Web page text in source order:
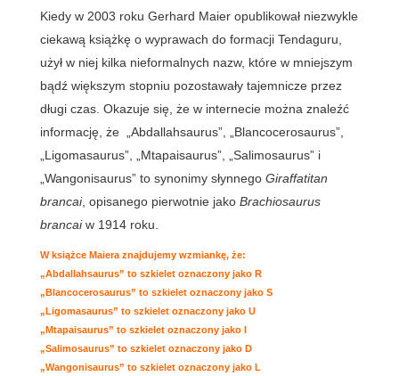
Kiedy w 2003 roku Gerhard Maier opublikował niezwykle
ciekawą książkę o wyprawach do formacji Tendaguru,
użył w niej kilka nieformalnych nazw, które w mniejszym
bądź większym stopniu pozostawały tajemnicze przez
długi czas. Okazuje się, że w internecie można znaleźć
informację, że „Abdallahsaurus”, „Blancocerosaurus”,
„Ligomasaurus”, „Mtapaisaurus”, „Salimosaurus” i
„Wangonisaurus” to synonimy słynnego Giraffatitan
brancai, opisanego pierwotnie jako Brachiosaurus
brancaiw 1914 roku.
W książce Maiera znajdujemy wzmiankę, że:
„Abdallahsaurus” to szkielet oznaczony jako R
„Blancocerosaurus” to szkielet oznaczony jako S
„Ligomasaurus” to szkielet oznaczony jako U
„Mtapaisaurus” to szkielet oznaczony jako I
„Salimosaurus” to szkielet oznaczony jako D
„Wangonisaurus” to szkielet oznaczony jako L